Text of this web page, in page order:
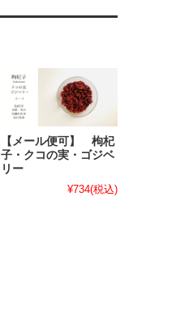
【メール便可】 枸杞
子・クコの実・ゴジベ
リー
¥734(税込)